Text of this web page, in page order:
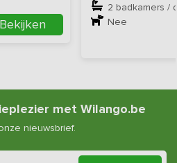
Bekijken
2 badkamers /
Nee
met Wilango.be
nieuwsbrief.